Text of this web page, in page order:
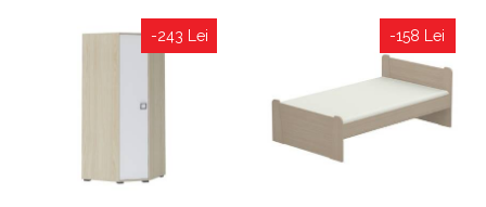
-243 Lei -158 Lei